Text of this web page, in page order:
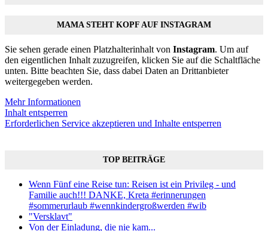
MAMA STEHT KOPF AUF INSTAGRAM
Sie sehen gerade einen Platzhalterinhalt von Instagram. Um auf
den eigentlichen Inhalt zuzugreifen, klicken Sie auf die Schaltfläche
unten. Bitte beachten Sie, dass dabei Daten an Drittanbieter
weitergegeben werden.
Mehr Informationen
Inhalt entsperren
Erforderlichen Service akzeptieren und Inhalte entsperren
TOP BEITRÄGE
Wenn Fünf eine Reise tun: Reisen ist ein Privileg - und
Familie auch!!! DANKE, Kreta #erinnerungen
#sommerurlaub #wennkindergroßwerden #wib
"Versklavt"
Von der Einladung, die nie kam...